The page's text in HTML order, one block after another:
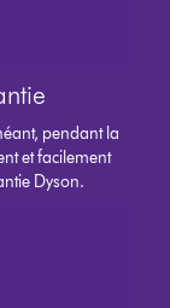
pendant la
et facilement
Dyson.